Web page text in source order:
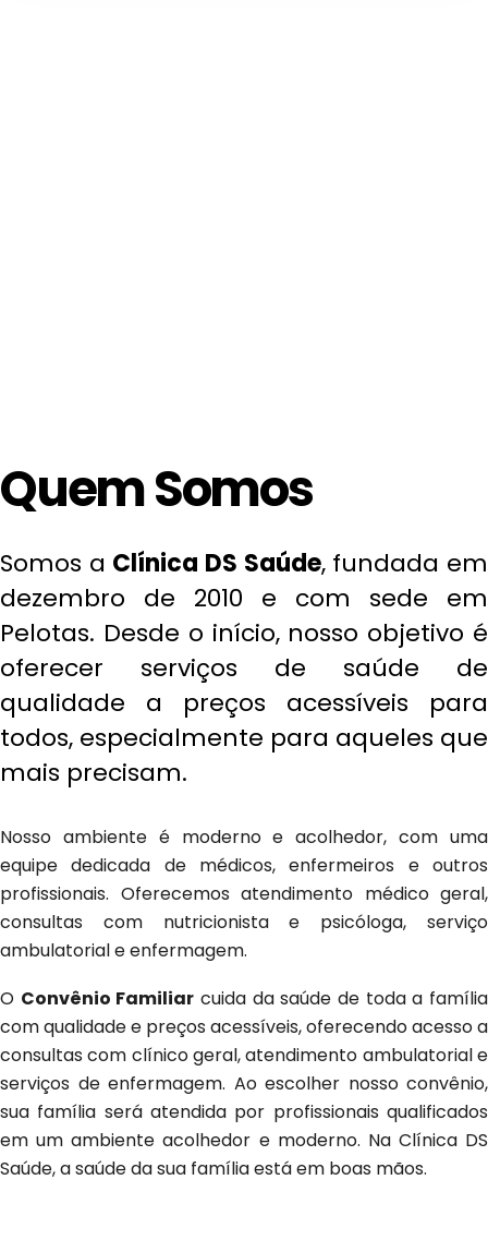
Quem Somos
Somos a Clínica DS Saúde, fundada em
dezembro de 2010 e com sede em
Pelotas. Desde o início, nosso objetivo é
oferecer serviços de saúde de
qualidade a preços acessíveis para
todos, especialmente para aqueles que
mais precisam.
Nosso ambiente é moderno e acolhedor, com uma
equipe dedicada de médicos, enfermeiros e outros
profissionais. Oferecemos atendimento médico geral,
consultas com nutricionista e psicóloga, serviço
ambulatorial e enfermagem.
O Convênio Familiar cuida da saúde de toda a família
com qualidade e preços acessíveis, oferecendo acesso a
consultas com clínico geral, atendimento ambulatorial e
serviços de enfermagem. Ao escolher nosso convênio,
sua família será atendida por profissionais qualificados
em um ambiente acolhedor e moderno. Na Clínica DS
Saúde, a saúde da sua família está em boas mãos.